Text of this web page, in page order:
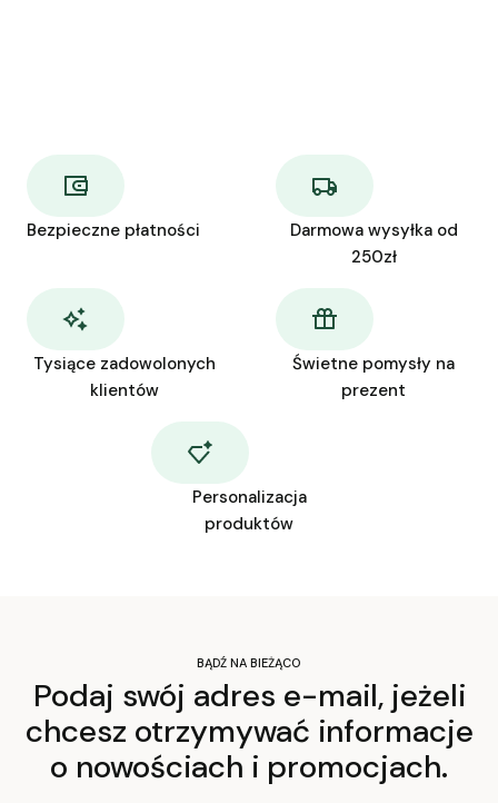
Bezpieczne płatności
Darmowa wysyłka od
250zł
Tysiące zadowolonych
klientów
Świetne pomysły na
prezent
Personalizacja
produktów
BĄDŹ NA BIEŻĄCO
Podaj swój adres e-mail, jeżeli
chcesz otrzymywać informacje
o nowościach i promocjach.